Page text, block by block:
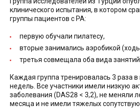
клинического испытания, в котором
группы пациентов с РА:
первую обучали пилатесу,
вторые занимались аэробикой
третья совмещала оба вида занятий.
Каждая группа тренировалась 3 раза
недель. Все участники имели низкую
заболевания (DAS28 < 3,2), не меняли
месяца и не имели тяжелых